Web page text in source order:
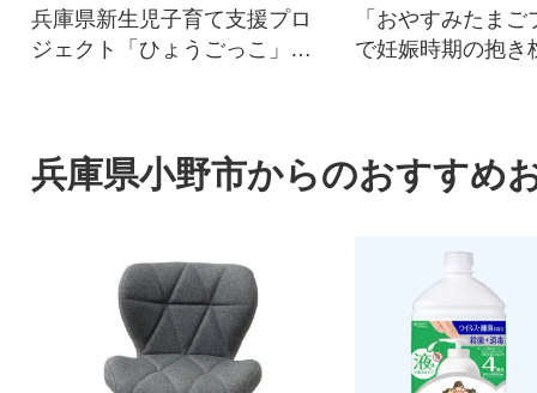
兵庫県新生児子育て支援プロ
ジェクト「ひょうごっこ」選
がすぐれない際のピンチヒッ
ターとして活躍します。
「おやすみたま
で妊娠時期の抱き
兵庫県小野市からのおすすめ